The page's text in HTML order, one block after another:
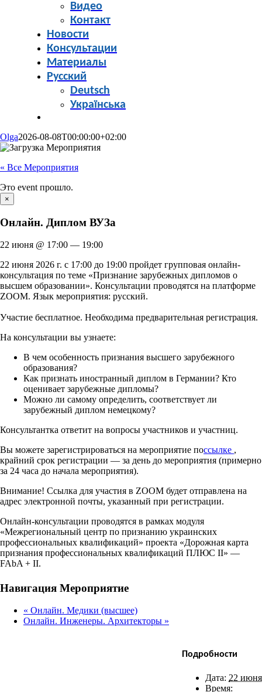
Видео
Контакт
Новости
Консультации
Материалы
Русский
Deutsch
Українська
Olga2026-08-08T00:00:00+02:00
« Все Мероприятия
Это event прошло.
×
Онлайн. Диплом ВУЗа
22 июня @ 17:00 — 19:00
22 июня 2026 г. с 17:00 до 19:00 пройдет групповая онлайн-
консультация по теме «Признание зарубежных дипломов о
высшем образовании». Консультации проводятся на платформе
ZOOM. Язык мероприятия: русский.
Участие бесплатное. Необходима предварительная регистрация.
На консультации вы узнаете:
В чем особенность признания высшего зарубежного
образования?
Как признать иностранный диплом в Германии? Кто
оценивает зарубежные дипломы?
Можно ли самому определить, соответствует ли
зарубежный диплом немецкому?
Консультантка ответит на вопросы участников и участниц.
Вы можете зарегистрироваться на мероприятие поссылке ,
крайний срок регистрации — за день до мероприятия (примерно
за 24 часа до начала мероприятия).
Внимание! Ссылка для участия в ZOOM будет отправлена на
адрес электронной почты, указанный при регистрации.
Онлайн-консультации проводятся в рамках модуля
«Межрегиональный центр по признанию украинских
профессиональных квалификаций» проекта «Дорожная карта
признания профессиональных квалификаций ПЛЮС II» —
FAbA + II.
Facebook
X
Bluesky
Reddit
LinkedIn
WhatsApp
Telegram
Tumblr
Xing
Email
Copy
Навигация Мероприятие
« Онлайн. Медики (высшее)
Онлайн. Инженеры. Архитекторы »
Подробности
Дата: 22 июня
Время: